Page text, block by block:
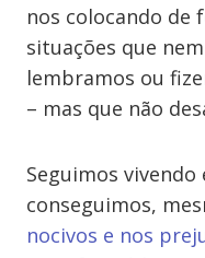
nos colocando
situações que
lembramos ou
– mas que não
Seguimos
conseguimos,
nocivos e nos